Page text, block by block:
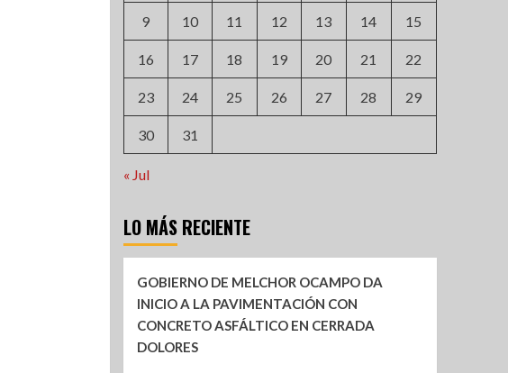
9 10 11 12 13 14 15
16 17 18 19 20 21 22
23 24 25 26 27 28 29
30 31
« Jul
LO MÁS RECIENTE
GOBIERNO DE MELCHOR OCAMPO DA
INICIO A LA PAVIMENTACIÓN CON
CONCRETO ASFÁLTICO EN CERRADA
DOLORES